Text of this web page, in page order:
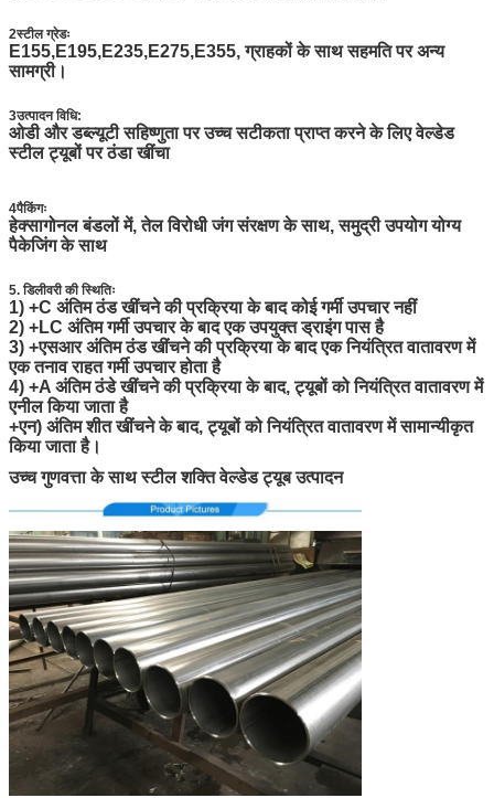
2स्टील ग्रेडः
E155,E195,E235,E275,E355, ग्राहकों के साथ सहमति पर अन्य
सामग्री।
3उत्पादन विधि:
ओडी और डब्ल्यूटी सहिष्णुता पर उच्च सटीकता प्राप्त करने के लिए वेल्डेड
स्टील ट्यूबों पर ठंडा खींचा
4पैकिंगः
हेक्सागोनल बंडलों में, तेल विरोधी जंग संरक्षण के साथ, समुद्री उपयोग योग्य
पैकेजिंग के साथ
5. डिलीवरी की स्थितिः
1) +C अंतिम ठंड खींचने की प्रक्रिया के बाद कोई गर्मी उपचार नहीं
2) +LC अंतिम गर्मी उपचार के बाद एक उपयुक्त ड्राइंग पास है
3) +एसआर अंतिम ठंड खींचने की प्रक्रिया के बाद एक नियंत्रित वातावरण में
एक तनाव राहत गर्मी उपचार होता है
4) +A अंतिम ठंडे खींचने की प्रक्रिया के बाद, ट्यूबों को नियंत्रित वातावरण में
एनील किया जाता है
+एन) अंतिम शीत खींचने के बाद, ट्यूबों को नियंत्रित वातावरण में सामान्यीकृत
किया जाता है।
उच्च गुणवत्ता के साथ स्टील शक्ति वेल्डेड ट्यूब उत्पादन